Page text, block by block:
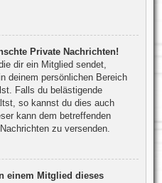
Private Nachrichten!
dir ein Mitglied sendet,
deinem persönlichen Bereich
Falls du belästigende
so kannst du dies auch
kann dem betreffenden
zu versenden.
einem Mitglied dieses